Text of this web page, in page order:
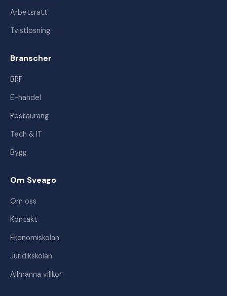
Arbetsrätt
Tvistlösning
Branscher
BRF
E-handel
Restaurang
Tech & IT
Bygg
Om Sveago
Om oss
Kontakt
Ekonomiskolan
Juridikskolan
Allmänna villkor